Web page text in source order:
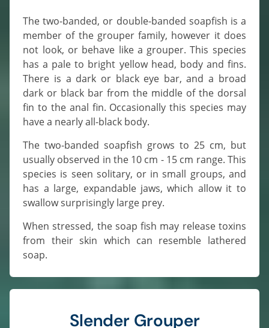
The two-banded, or double-banded soapfish is a
member of the grouper family, however it does
not look, or behave like a grouper. This species
has a pale to bright yellow head, body and fins.
There is a dark or black eye bar, and a broad
dark or black bar from the middle of the dorsal
fin to the anal fin. Occasionally this species may
have a nearly all-black body.
The two-banded soapfish grows to 25 cm, but
usually observed in the 10 cm - 15 cm range. This
species is seen solitary, or in small groups, and
has a large, expandable jaws, which allow it to
swallow surprisingly large prey.
When stressed, the soap fish may release toxins
from their skin which can resemble lathered
soap.
Slender Grouper